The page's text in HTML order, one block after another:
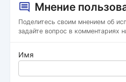
Мнение
Поделитесь своим мнением об
задайте вопрос в комментариях
Имя